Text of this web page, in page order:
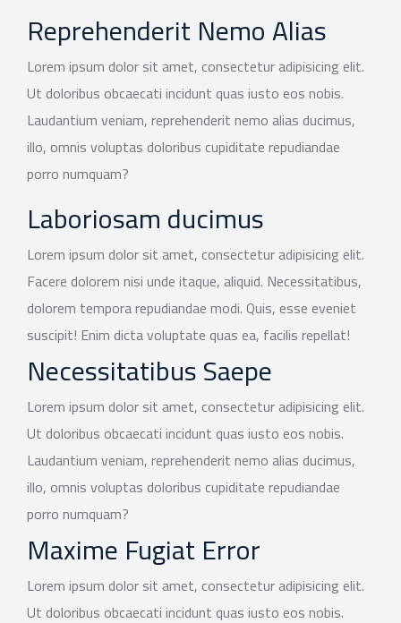
Reprehenderit Nemo Alias
Lorem ipsum dolor sit amet, consectetur adipisicing elit.
Ut doloribus obcaecati incidunt quas iusto eos nobis.
Laudantium veniam, reprehenderit nemo alias ducimus,
illo, omnis voluptas doloribus cupiditate repudiandae
porro numquam?
Laboriosam ducimus
Lorem ipsum dolor sit amet, consectetur adipisicing elit.
Facere dolorem nisi unde itaque, aliquid. Necessitatibus,
dolorem tempora repudiandae modi. Quis, esse eveniet
suscipit! Enim dicta voluptate quas ea, facilis repellat!
Necessitatibus Saepe
Lorem ipsum dolor sit amet, consectetur adipisicing elit.
Ut doloribus obcaecati incidunt quas iusto eos nobis.
Laudantium veniam, reprehenderit nemo alias ducimus,
illo, omnis voluptas doloribus cupiditate repudiandae
porro numquam?
Maxime Fugiat Error
Lorem ipsum dolor sit amet, consectetur adipisicing elit.
Ut doloribus obcaecati incidunt quas iusto eos nobis.